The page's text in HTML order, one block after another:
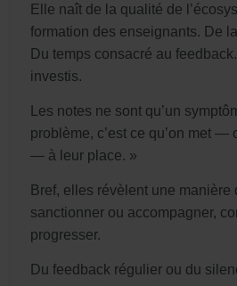
Elle naît de la qualité de
formation des enseignants. De
Du temps consacré au
investis.
Les notes ne sont qu’un
problème, c’est ce qu’on met —
— à leur place. »
Bref, elles révèlent une manière
sanctionner ou accompagner,
progresser.
Du feedback régulier ou du